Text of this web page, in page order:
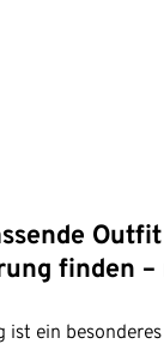
finden –
ist ein